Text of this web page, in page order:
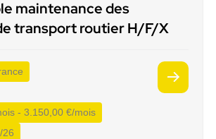
maintenance des
transport routier H/F/X
- 3.150,00 €/mois
26